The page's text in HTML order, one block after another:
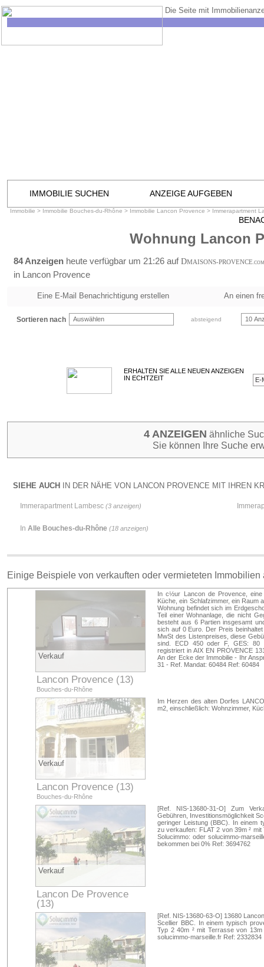
Die Seite mit
IMMOBILIE SUCHEN ANZEIGE AUFGEBEN
Immobilie > Immobilie Bouches-du-Rhône > Immobilie Lancon Provence > Immerapartment
Wohnung Lancon
84 Anzeigen heute verfügbar um 21:26 auf DMAISONS-PROVENCE.COM
in Lancon Provence
Eine E-Mail Benachrichtigung erstellen An einen
Sortieren nach Auswählen absteigend 10
ERHALTEN SIE ALLE NEUEN ANZEIGEN
IN ECHTZEIT
4 ANZEIGEN ähnliche
Sie können Ihre Suche
SIEHE AUCH IN DER NÄHE VON LANCON PROVENCE MIT IHREN
Immerapartment Lambesc (3 anzeigen)
In Alle Bouches-du-Rhône (18 anzeigen)
Einige Beispiele von verkauften oder vermieteten
Verkauf
Lancon Provence (13)
Bouches-du-Rhône
In c½ur Lancon de Provence, eine
Küche, ein Schlafzimmer, ein Raum
Wohnung befindet sich im
Teil einer Wohnanlage, die nicht
besteht aus 6 Partien insgesamt
sich auf 0 Euro. Der Preis
MwSt des Listenpreises, diese
sind. ECD 450 oder F, GES: 80
registriert in AIX EN PROVENCE
An der Ecke der Immobilie - Ihr
31 - Ref. Mandat: 60484 Ref: 60484
Verkauf
Lancon Provence (13)
Bouches-du-Rhône
Im Herzen des alten Dorfes
m2, einschließlich: Wohnzimmer,
Verkauf
Lancon De Provence
(13)
Bouches-du-Rhône
[Ref. NIS-13680-31-O] Zum
Gebühren, Investitionsmöglichkeit
geringer Leistung (BBC). In einem
zu verkaufen: FLAT 2 von 39m ²
Solucimmo: oder solucimmo-
bekommen bei 0% Ref: 3694762
[Ref. NIS-13680-63-O] 13680
Scellier BBC. In einem typisch
Typ 2 40m ² mit Terrasse von
solucimmo-marseille.fr Ref: 2332834